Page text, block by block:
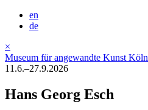
en
de
×
Museum für angewandte Kunst Köln
11.6.–27.9.2026
Hans Georg Esch